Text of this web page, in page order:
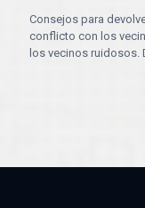
Consejos para
conflicto con los
los vecinos ruidosos.